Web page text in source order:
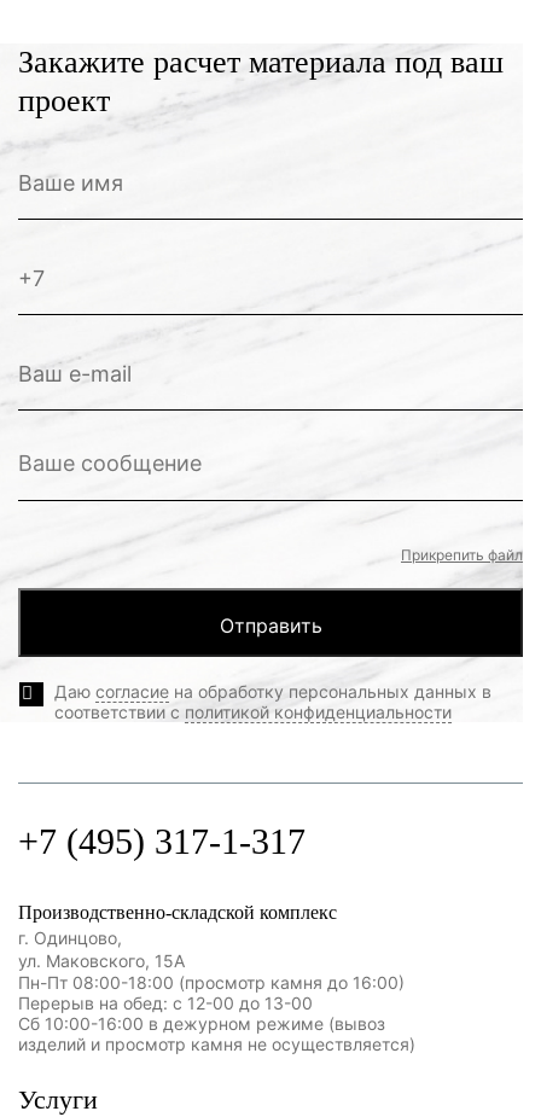
Закажите расчет материала под ваш
проект
Прикрепить файл
Даю согласие на обработку персональных данных в
соответствии с политикой конфиденциальности
+7 (495) 317-1-317
Производственно-складской комплекс
г. Одинцово,
ул. Маковского, 15А
Пн-Пт 08:00-18:00 (просмотр камня до 16:00)
Перерыв на обед: с 12-00 до 13-00
Сб 10:00-16:00 в дежурном режиме (вывоз
изделий и просмотр камня не осуществляется)
Услуги